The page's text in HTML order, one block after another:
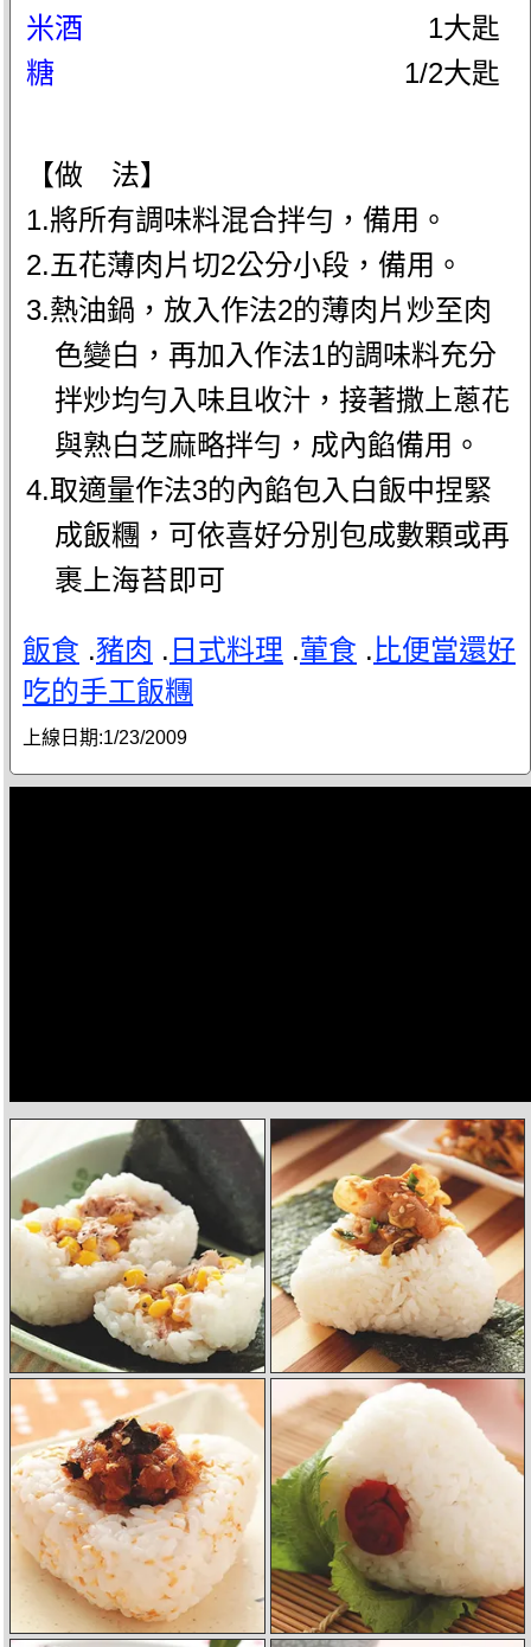
米酒
1大匙
糖
1/2大匙
【做 法】
1.將所有調味料混合拌勻，備用。
2.五花薄肉片切2公分小段，備用。
3.熱油鍋，放入作法2的薄肉片炒至肉
色變白，再加入作法1的調味料充分
拌炒均勻入味且收汁，接著撒上蔥花
與熟白芝麻略拌勻，成內餡備用。
4.取適量作法3的內餡包入白飯中捏緊
成飯糰，可依喜好分別包成數顆或再
裹上海苔即可
飯食 .豬肉 . 日式料理 .葷食 . 比便當還好
吃的手工飯糰
上線日期:1/23/2009